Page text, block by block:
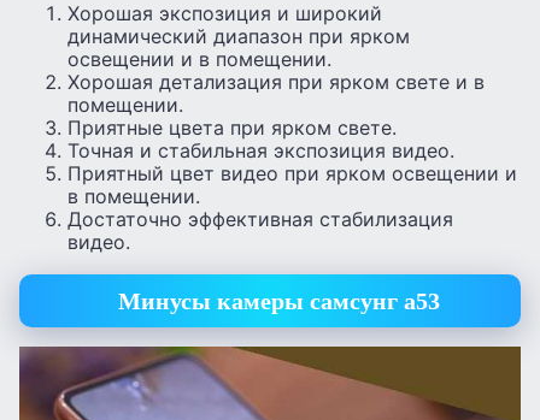
Хорошая экспозиция и широкий
динамический диапазон при ярком
освещении и в помещении.
Хорошая детализация при ярком свете и в
помещении.
Приятные цвета при ярком свете.
Точная и стабильная экспозиция видео.
Приятный цвет видео при ярком освещении и
в помещении.
Достаточно эффективная стабилизация
видео.
Минусы камеры самсунг а53